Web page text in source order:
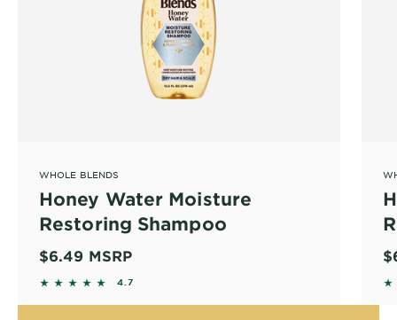
WHOLE BLENDS
Honey Water Moisture
Restoring Shampoo
$6.49 MSRP
4.6683 out of 5 stars based on reviews
4.7